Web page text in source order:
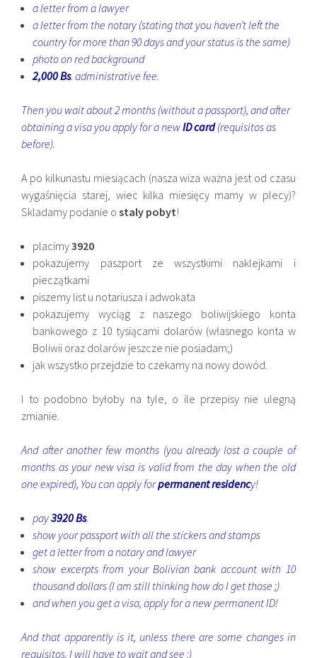
a letter from a lawyer
a letter from the notary (stating that you haven’t left the
country for more than 90 days and your status is the same)
photo on red background
2,000 Bs. administrative fee.
Then you wait about 2 months (without a passport), and after
obtaining a visa you apply for a newID card(requisitos as
before).
A po kilkunastu miesiącach (nasza wiza ważna jest od czasu
wygaśnięcia starej, wiec kilka miesięcy mamy w plecy)?
Skladamy podanie ostaly pobyt!
placimy3920
pokazujemy paszport ze wszystkimi naklejkami i
pieczątkami
piszemy list u notariusza i adwokata
pokazujemy wyciąg z naszego boliwijskiego konta
bankowego z 10 tysiącami dolarów (własnego konta w
Boliwii oraz dolarów jeszcze nie posiadam;)
jak wszystko przejdzie to czekamy na nowy dowód.
I to podobno byłoby na tyle, o ile przepisy nie ulegną
zmianie.
And after another few months (you already lost a couple of
months as your new visa is valid from the day when the old
one expired), You can apply forpermanent residency!
pay3920 Bs.
show your passport with all the stickers and stamps
get a letter from a notary and lawyer
show excerpts from your Bolivian bank account with 10
thousand dollars (I am still thinking how do I get those ;)
and when you get a visa, apply for a new permanent ID!
And that apparently is it, unless there are some changes in
requisitos. I will have to wait and see :)